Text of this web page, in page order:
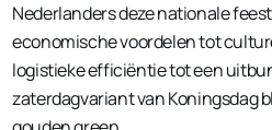
Nederlanders deze nationale
economische voordelen tot
logistieke efficiëntie tot een
zaterdagvariant van Koningsdag